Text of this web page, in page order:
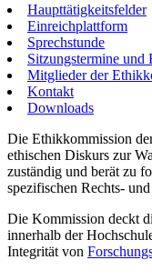
Haupttätigkeitsfelder
Einreichplattform
Sprechstunde
Sitzungstermine und
Mitglieder der
Kontakt
Downloads
Die Ethikkommission
ethischen Diskurs zur
zuständig und berät zu
spezifischen Rechts-
Die Kommission deckt
innerhalb der
Integrität von